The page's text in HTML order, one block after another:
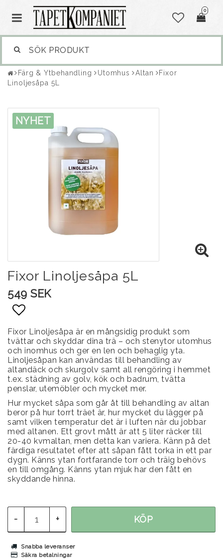
0
Färg & Ytbehandling Utomhus Altan
Fixor
Linoljesåpa 5L
NYHET
Fixor Linoljesåpa 5L
549 SEK
Fixor Linoljesåpa är en mångsidig produkt som
tvättar och skyddar dina trä – och stenytor utomhus
och inomhus och ger en len och behaglig yta.
Linoljesåpan kan användas till behandling av
altandäck och skurgolv samt all rengöring i hemmet
t.ex. städning av golv, kök och badrum, tvätta
penslar, utemöbler och mycket mer.
Hur mycket såpa som går åt till behandling av altan
beror på hur torrt träet är, hur mycket du lägger på
samt vilken temperatur det är i luften när du jobbar
med altanen. Ett grovt mått är att 5 liter räcker till
20-40 kvmaltan, men detta kan variera. Känn på det
färdiga resultatet efter att såpan fått torka in ett par
dygn. Känns ytan fortfarande torr och träig behövs
en till omgång. Känns ytan mjuk har den fått en
skyddande hinna.
- + KÖP
Snabba leveranser
Säkra betalningar